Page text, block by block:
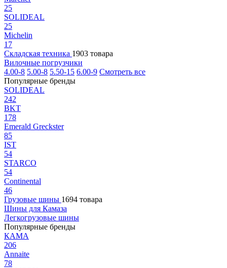
25
SOLIDEAL
25
Michelin
17
Складская техника 1903 товара
Вилочные погрузчики
4.00-8 5.00-8 5.50-15 6.00-9 Смотреть все
Популярные бренды
SOLIDEAL
242
BKT
178
Emerald Greckster
85
IST
54
STARCO
54
Continental
46
Грузовые шины 1694 товара
Шины для Камаза
Легкогрузовые шины
Популярные бренды
КАМА
206
Annaite
78